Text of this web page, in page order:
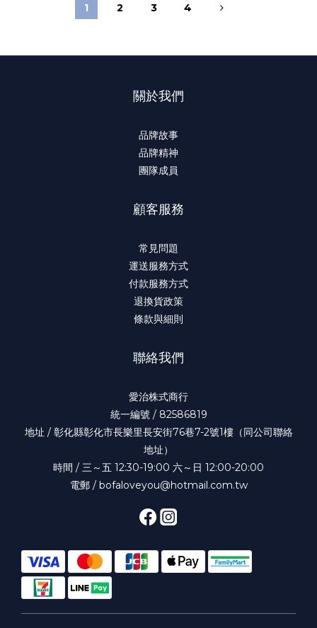
1 2 3 4
關於我們
品牌故事
品牌精神
團隊成員
顧客服務
常見問題
運送服務方式
付款服務方式
退換貨政策
條款與細則
聯絡我們
愛治株式商行
統一編號 / 82586819
地址 / 彰化縣彰化市長樂里長安街76巷7-2號1樓（同公司聯絡
地址）
時間 / 三～五 12:30-19:00 六～日 12:00-20:00
電郵 / bofaloveyou@hotmail.com.tw